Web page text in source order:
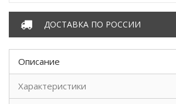
ДОСТАВКА ПО РОССИИ
Описание
Характеристики